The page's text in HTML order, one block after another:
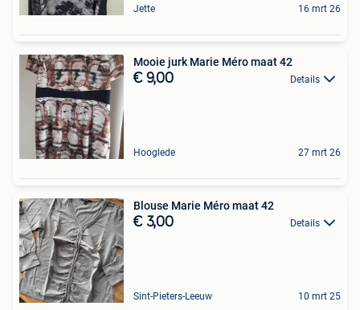
Jette 16 mrt 26
Mooie jurk Marie Méro maat 42
€ 9,00 Details
Hooglede 27 mrt 26
Blouse Marie Méro maat 42
€ 3,00 Details
Sint-Pieters-Leeuw 10 mrt 25